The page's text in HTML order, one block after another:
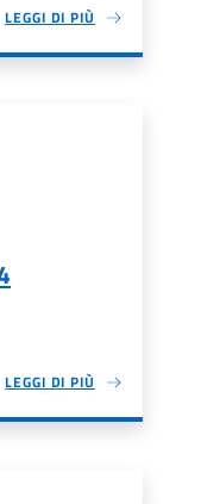
LEGGI DI PIÙ
LEGGI DI PIÙ